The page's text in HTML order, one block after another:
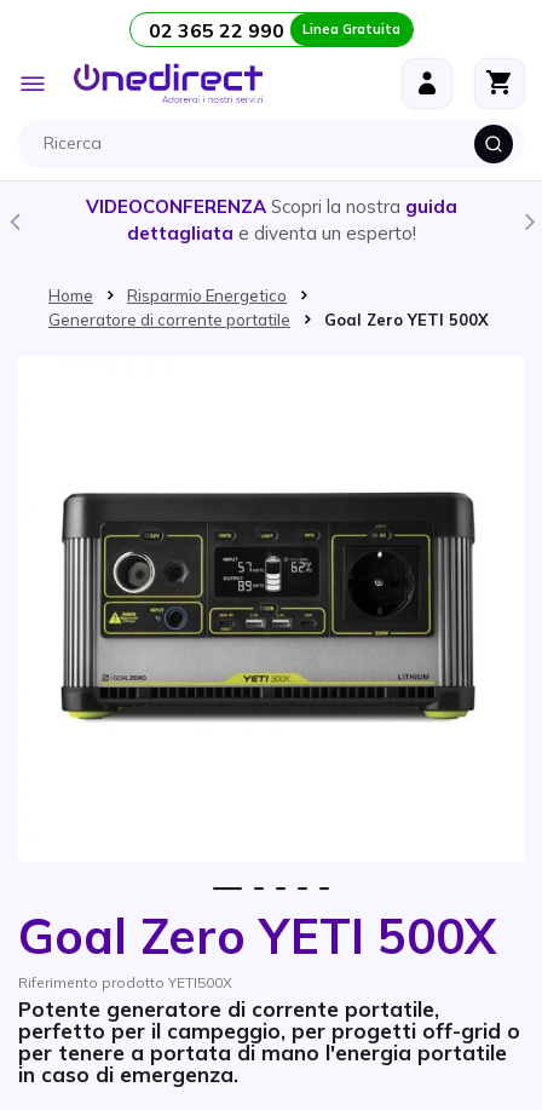
Salta al contenuto 02 365 22 990 Linea Gratuita
Toggle
Nav
VIDEOCONFERENZA Scopri la nostra guida
dettagliata e diventa un esperto!
Home
Risparmio Energetico
Generatore di corrente portatile
Goal Zero YETI 500X
Goal Zero YETI 500X
Riferimento prodotto YETI500X
Potente generatore di corrente portatile,
perfetto per il campeggio, per progetti off-grid o
per tenere a portata di mano l'energia portatile
in caso di emergenza.
Vai all'inizio della galleria di immagini